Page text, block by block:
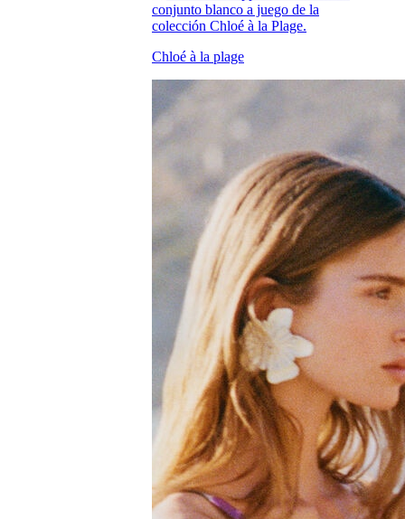
Chloé à la plage